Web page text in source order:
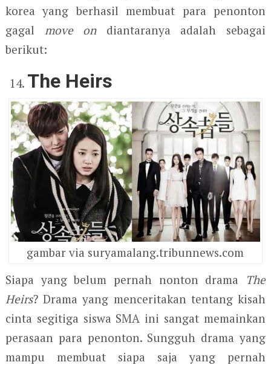
korea yang berhasil membuat para penonton
gagal move ondiantaranya adalah sebagai
berikut:
The Heirs
gambar via suryamalang.tribunnews.com
Siapa yang belum pernah nonton drama
The
Heirs? Drama yang menceritakan tentang kisah
cinta segitiga siswa SMA ini sangat memainkan
perasaan para penonton. Sungguh drama yang
mampu membuat siapa saja yang pernah